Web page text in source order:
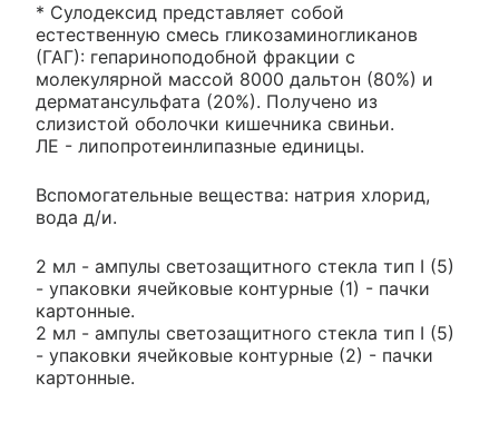
* Сулодексид представляет собой
естественную смесь гликозаминогликанов
(ГАГ): гепариноподобной фракции с
молекулярной массой 8000 дальтон (80%) и
дерматансульфата (20%). Получено из
слизистой оболочки кишечника свиньи.
ЛЕ - липопротеинлипазные единицы.
Вспомогательные вещества: натрия хлорид,
вода д/и.
2 мл - ампулы светозащитного стекла тип I (5)
- упаковки ячейковые контурные (1) - пачки
картонные.
2 мл - ампулы светозащитного стекла тип I (5)
- упаковки ячейковые контурные (2) - пачки
картонные.